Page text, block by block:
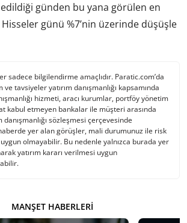
günden bu yana görülen en
günü %7’nin üzerinde düşüşle
sadece bilgilendirme amaçlıdır. Paratic.com’da
tavsiyeler yatırım danışmanlığı kapsamında
hizmeti, aracı kurumlar, portföy yönetim
kabul etmeyen bankalar ile müşteri arasında
danışmanlığı sözleşmesi çerçevesinde
yer alan görüşler, mali durumunuz ile risk
olmayabilir. Bu nedenle yalnızca burada yer
yatırım kararı verilmesi uygun
MANŞET HABERLERI